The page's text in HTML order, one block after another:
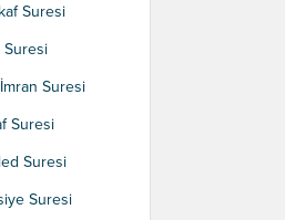
Suresi
Suresi
Suresi
Suresi
Suresi
Suresi